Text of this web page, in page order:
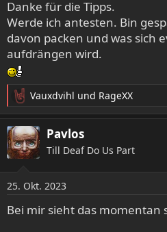
n
:
Danke für die Tipps.
Werde ich antesten. Bin
davon packen und was sich
aufdrängen wird.
R
e
a
k
t
n
e
n
Vauxdvihl und RageXX
Pavlos
Till Deaf Do Us Part
25. Okt. 2023
Bei mir sieht das momentan